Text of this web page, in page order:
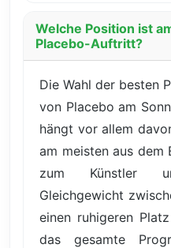
Welche Position ist
Placebo-Auftritt?
Die Wahl der besten
von Placebo am
hängt vor allem
am meisten aus
zum Künstler
Gleichgewicht
einen ruhigeren
das gesamte